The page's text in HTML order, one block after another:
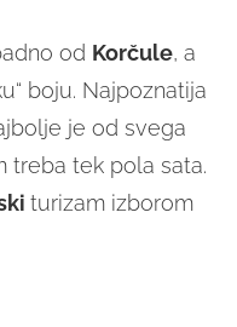
od Korčule, a
boju. Najpoznatija
je od svega
treba tek pola sata.
turizam izborom